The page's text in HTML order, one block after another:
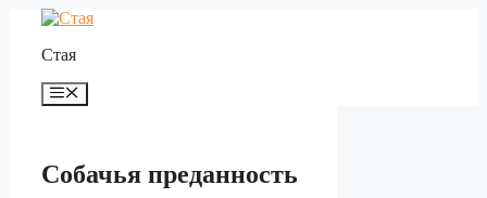
Перейти
содержимому
Стая
Меню
Собачья преданность